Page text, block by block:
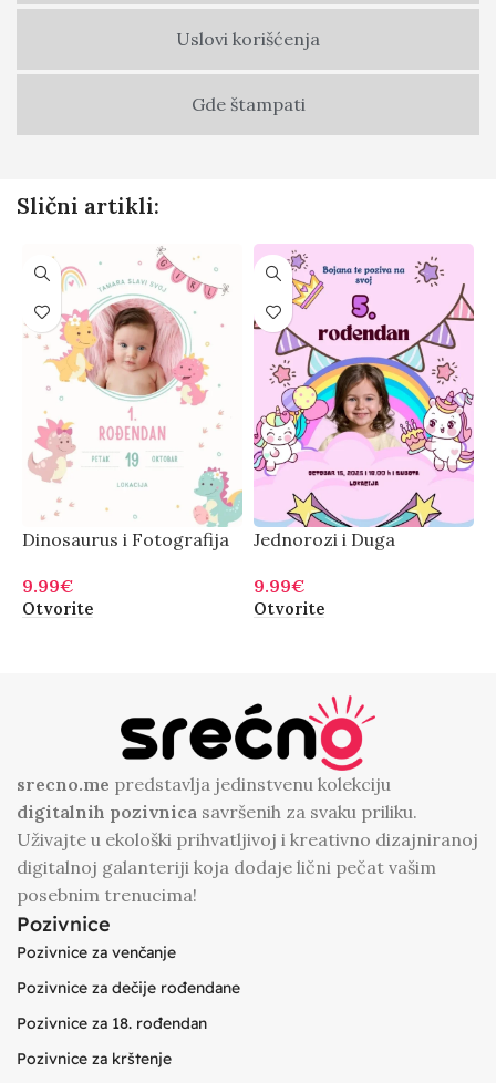
Uslovi korišćenja
Gde štampati
Slični artikli:
Dinosaurus i Fotografija
9.99€
Otvorite
Jednorozi i Duga
9.99€
Otvorite
srecno.me predstavlja jedinstvenu kolekciju
digitalnih pozivnica savršenih za svaku priliku.
Uživajte u ekološki prihvatljivoj i kreativno dizajniranoj
digitalnoj galanteriji koja dodaje lični pečat vašim
posebnim trenucima!
Pozivnice
Pozivnice za venčanje
Pozivnice za dečije rođendane
Pozivnice za 18. rođendan
Pozivnice za krštenje